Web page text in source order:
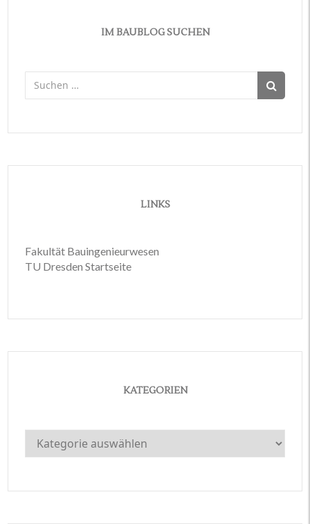
IM BAUBLOG SUCHEN
Suchen
nach:
LINKS
Fakultät Bauingenieurwesen
TU Dresden Startseite
KATEGORIEN
Kategorien